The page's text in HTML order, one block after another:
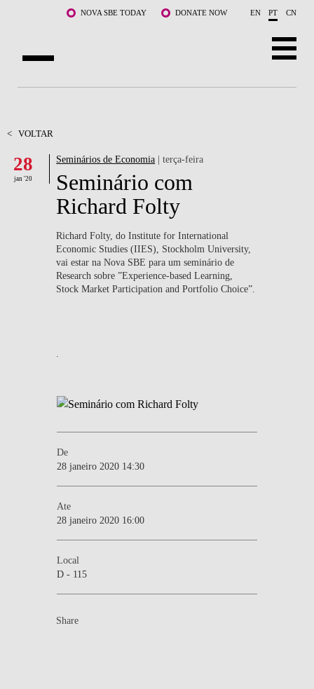
Saltar para o conteúdo principalNOVA SBE TODAY DONATE NOW EN PT CN
DOCENTES E INVESTIGAÇÃO
COMUNIDADE
WHAT'S HAPPENING
< VOLTAR
28
jan '20
Seminários de Economia | terça-feira
Seminário com
Richard Folty
Richard Folty, do Institute for International
Economic Studies (IIES), Stockholm University,
vai estar na Nova SBE para um seminário de
Research sobre ”Experience-based Learning,
Stock Market Participation and Portfolio Choice”.
De
28 janeiro 2020 14:30
Ate
28 janeiro 2020 16:00
Local
D - 115
Share